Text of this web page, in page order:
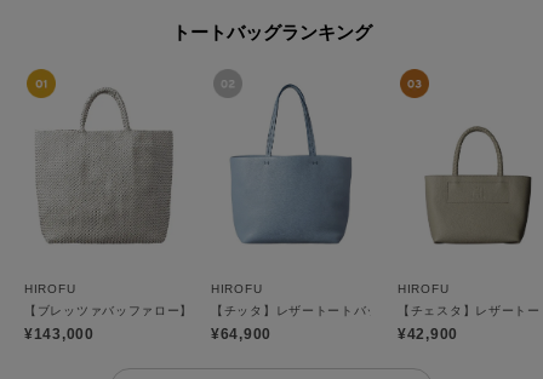
トートバッグランキング
HIROFU
【ブレッツァバッファロー】レザーメッシュトートバッグ LL 本革 ステッチ（商品番
¥143,000
HIROFU
【チッタ】レザートートバッグ M B5サイズ 本革（商
¥64,900
HIROFU
【チェスタ】レザート
¥42,900